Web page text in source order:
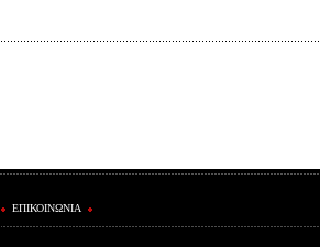
ΕΠΙΚΟΙΝΩΝΙΑ